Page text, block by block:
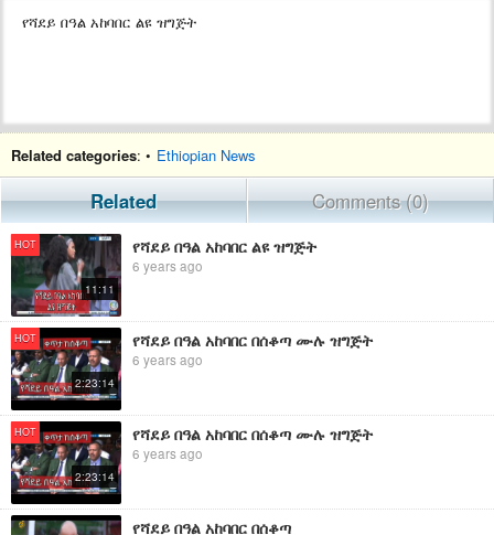
የሻደይ በዓል አከባበር ልዩ ዝግጅት
Related categories: • Ethiopian News
Related Comments (0)
HOT
11:11
የሻደይ በዓል አከባበር ልዩ ዝግጅት
6 years ago
HOT
2:23:14
የሻደይ በዓል አከባበር በሰቆጣ ሙሉ ዝግጅት
6 years ago
HOT
2:23:14
የሻደይ በዓል አከባበር በሰቆጣ ሙሉ ዝግጅት
6 years ago
የሻደይ በዓል አከባበር በሰቆጣ